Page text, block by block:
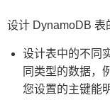
设计 DynamoDB 表
设计表中的不同
同类型的数据，
您设置的主键能